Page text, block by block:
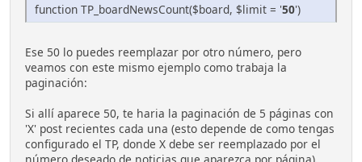
function TP_boardNewsCount($board, $limit = '50')
Ese 50 lo puedes reemplazar por otro número, pero
veamos con este mismo ejemplo como trabaja la
paginación:
Si allí aparece 50, te haria la paginación de 5 páginas con
'X' post recientes cada una (esto depende de como tengas
configurado el TP, donde X debe ser reemplazado por el